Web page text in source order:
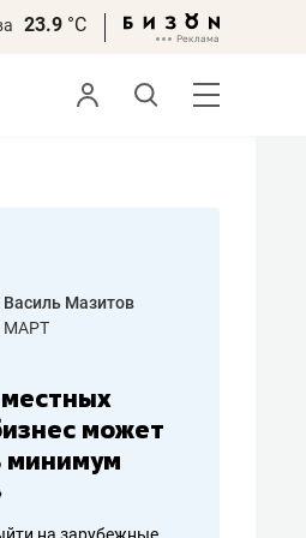
23.9 °С
Василь Мазитов
МАРТ
может
минимум